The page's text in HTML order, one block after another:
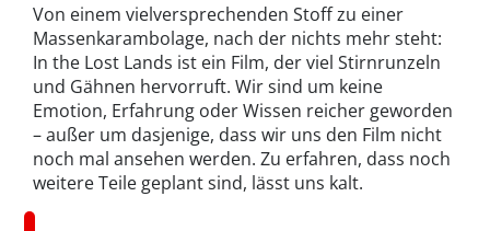
Von einem vielversprechenden Stoff zu einer
Massenkarambolage, nach der nichts mehr steht:
In the Lost Lands ist ein Film, der viel Stirnrunzeln
und Gähnen hervorruft. Wir sind um keine
Emotion, Erfahrung oder Wissen reicher geworden
– außer um dasjenige, dass wir uns den Film nicht
noch mal ansehen werden. Zu erfahren, dass noch
weitere Teile geplant sind, lässt uns kalt.